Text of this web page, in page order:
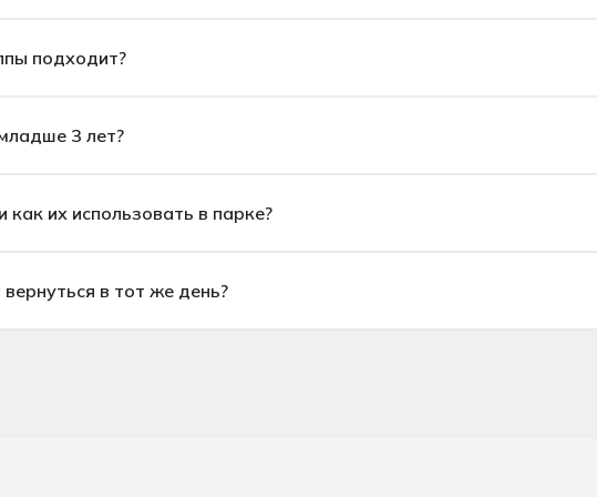
подходит?
и для взрослых. Однако для некоторых аттракционов существуют
3 лет?
их использовать в парке?
билета будет отправлен вам мгновенно. Вы можете войти в
в тот же день?